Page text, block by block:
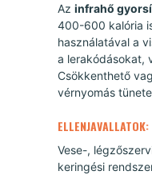
Az infrahő
400-600 kalória
használatával a
a lerakódásokat,
Csökkenthető
vérnyomás
ELLENJAVALLATOK:
Vese-,
keringési